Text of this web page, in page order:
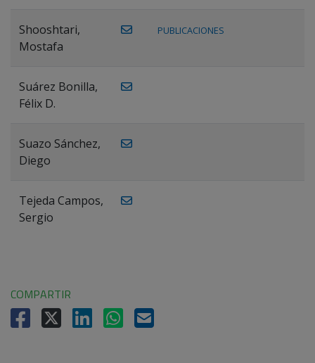
Shooshtari,
Mostafa
PUBLICACIONES
Suárez Bonilla,
Félix D.
Suazo Sánchez,
Diego
Tejeda Campos,
Sergio
COMPARTIR